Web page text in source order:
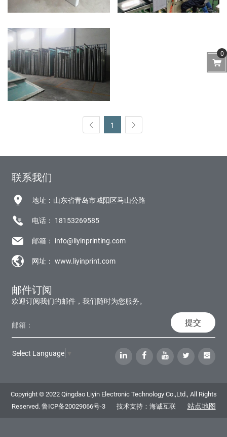
1
联系我们
地址：山东省青岛市城阳区马山公路
电话： 18153269585
邮箱： info@liyinprinting.com
网址：www.liyinprint.com
邮件订阅
欢迎订阅我们的邮件，我们随时为您服务。
提交
Select Language
Copyright © 2022 Qingdao Liyin Electronic Technology Co.,Ltd., All Rights
Reserved. 鲁ICP备20029066号-3 技术支持：海诚互联 站点地图
0